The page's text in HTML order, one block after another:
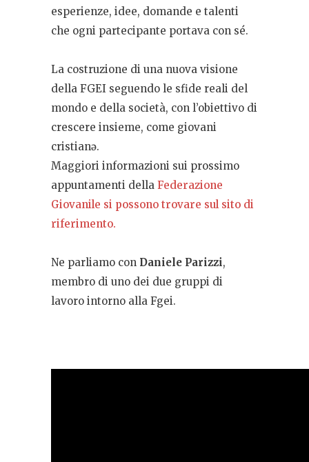
esperienze, idee, domande e talenti
che ogni partecipante portava con sé.
La costruzione di una nuova visione
della FGEI seguendo le sfide reali del
mondo e della società, con l’obiettivo di
crescere insieme, come giovani
cristianə.
Maggiori informazioni sui prossimo
appuntamenti della Federazione
Giovanile si possono trovare sul sito di
riferimento.
Ne parliamo con Daniele Parizzi,
membro di uno dei due gruppi di
lavoro intorno alla Fgei.